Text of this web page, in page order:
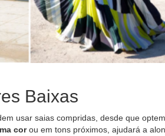
Baixas
usar saias compridas, desde que
corou em tons próximos, ajudará a